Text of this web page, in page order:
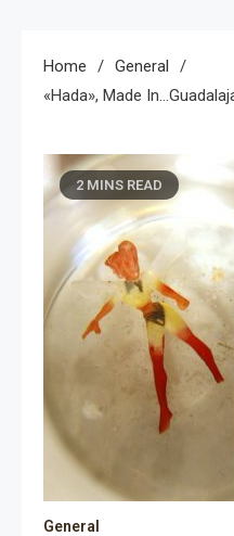
Home
General
«Hada», Made
2 MINS READ
General